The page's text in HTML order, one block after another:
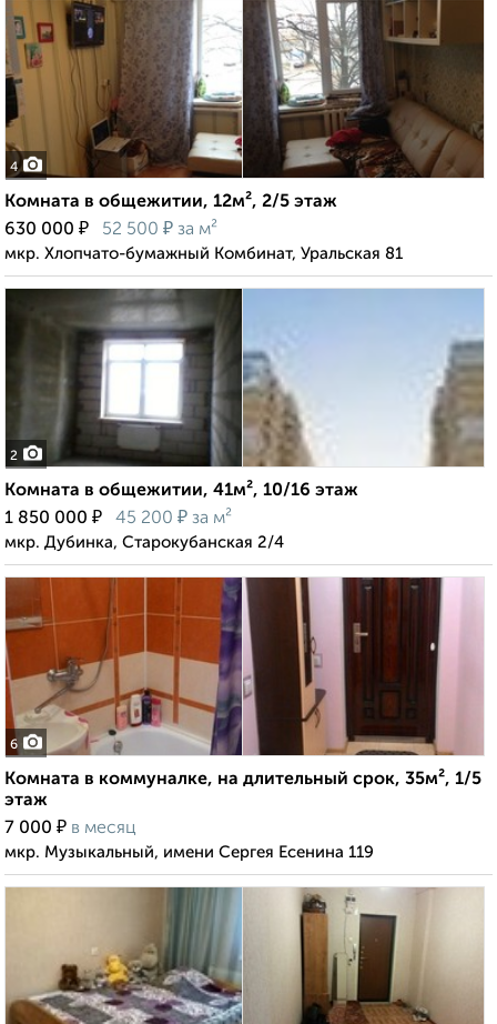
4
Комната в общежитии, 12м², 2/5 этаж
630 000 ₽ 52 500 ₽ за м²
мкр. Хлопчато-бумажный Комбинат, Уральская 81
2
Комната в общежитии, 41м², 10/16 этаж
1 850 000 ₽ 45 200 ₽ за м²
мкр. Дубинка, Старокубанская 2/4
6
Комната в коммуналке, на длительный срок, 35м², 1/5
этаж
7 000 ₽ в месяц
мкр. Музыкальный, имени Сергея Есенина 119